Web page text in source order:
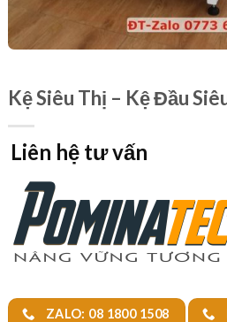
Kệ Siêu Thị – Kệ Đầu
Liên hệ tư vấn
ZALO: 08 1800 1508